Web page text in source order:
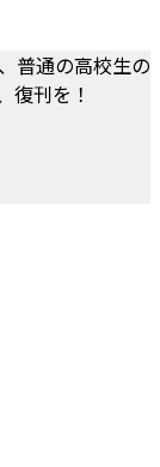
普通の高校生の
復刊を！